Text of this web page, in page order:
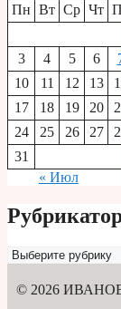
Пн Вт Ср Чт
3
4 5 6
10
11 12 13
17
18 19 20
24
25 26 27
31
« Июл
Рубрикатор
© 2026